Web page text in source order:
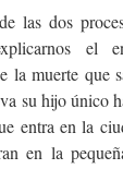
las dos
el
la muerte que
su hijo único
entra en la
en la